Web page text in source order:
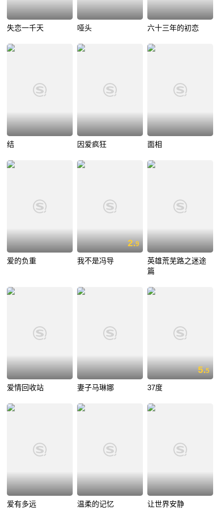
失恋一千天 哑头 六十三年的初恋
结 因爱疯狂 面相
爱的负重
2.9
我不是冯导
英雄荒芜路之迷途
篇
爱情回收站 妻子马琳娜
5.5
37度
爱有多远 温柔的记忆 让世界安静